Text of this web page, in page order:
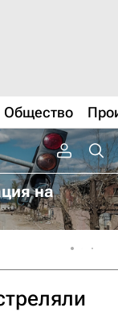
Общество
на